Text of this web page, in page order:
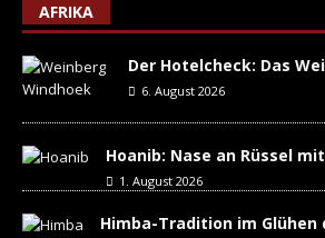
AFRIKA
Der Hotelcheck: Das
6. August 2026
Hoanib: Nase an Rüssel
1. August 2026
Himba-Tradition im Glühen